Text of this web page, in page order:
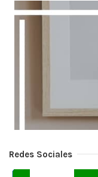
Redes Sociales